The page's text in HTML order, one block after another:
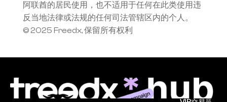
阿联酋的居民使用，也不适用于任何在此类使用违
反当地法律或法规的任何司法管辖区内的个人。
© 2025 Freedx, 保留所有权利